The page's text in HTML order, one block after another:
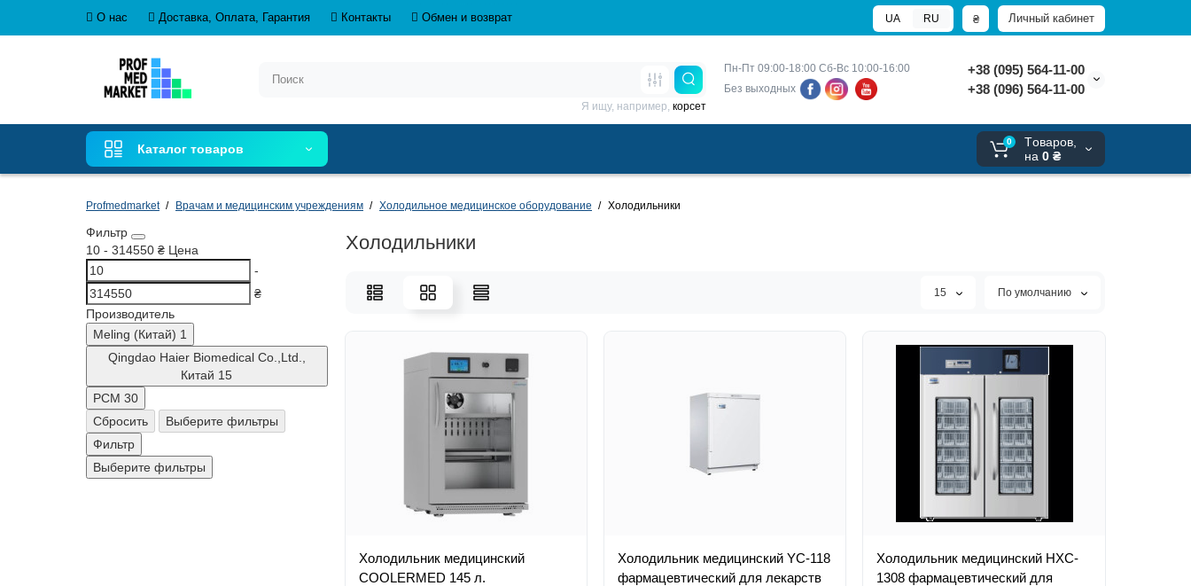
О нас Доставка, Оплата, Гарантия Контакты Обмен и возврат Личный кабинет
₴
UA RU
Пн-Пт 09:00-18:00 Сб-Вс 10:00-16:00
Без выходных
+38 (095) 564-11-00
+38 (096) 564-11-00
Я ищу, например, корсет
Каталог товаров
0
Tоваров,
на 0 ₴
Profmedmarket Врачам и медицинским учреждениям Холодильное медицинское оборудование Холодильники
Фильтр
10 - 314550 ₴ Цена
-
₴
Производитель
Meling (Китай) 1
Qingdao Haier Biomedical Co.,Ltd.,
Китай 15
РСМ 30
Сбросить
Выберите фильтры
Фильтр
Выберите фильтры
Холодильники
15 По умолчанию
Холодильник медицинский
COOLERMED 145 л.
Холодильник медицинский YC-118
фармацевтический для лекарств
Холодильник медицинский HXC-
1308 фармацевтический для